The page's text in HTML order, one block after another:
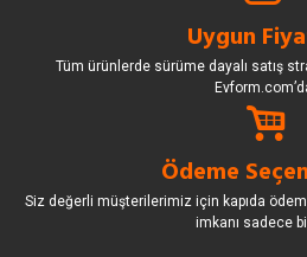
Uygun
Tüm ürünlerde sürüme dayalı satış
Ödeme
Siz değerli müşterilerimiz için kapıda
imkanı sadece